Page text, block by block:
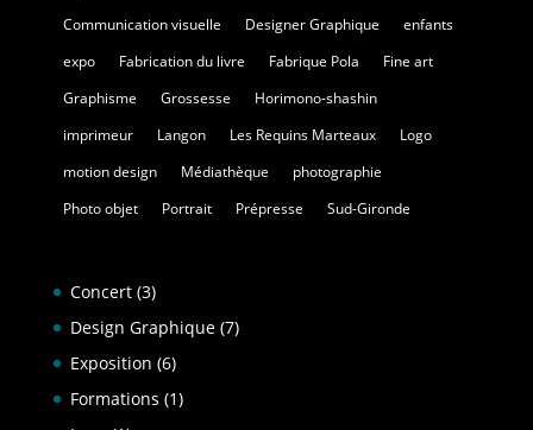
Communication visuelle
Designer Graphique
enfants
expo
Fabrication du livre Fabrique Pola
Fine art
Graphisme
Grossesse
Horimono-shashin
imprimeur
Langon Les Requins Marteaux
Logo
motion design
Médiathèque
photographie
Photo objet
Portrait Prépresse Sud-Gironde
Concert(3)
Design Graphique(7)
Exposition (6)
Formations (1)